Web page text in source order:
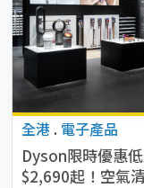
全港 . 電子產品
Dyson限時優惠
$2,690起！空氣